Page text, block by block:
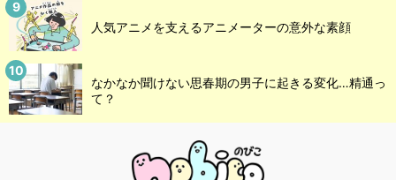
人気アニメを支えるアニメーターの意外な素顔
なかなか聞けない思春期の男子に起きる変化…精通っ
て？